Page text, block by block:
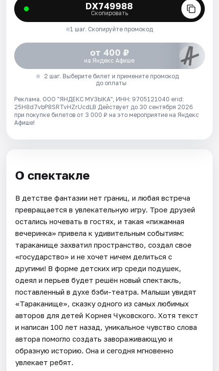
DX749988
Скопировать
1 шаг. Скопируйте промокод
от 400 ₽
на Яндекс Афише
2 шаг. Выберите билет и примените промокод
до оплаты
Реклама. ООО "ЯНДЕКС МУЗЫКА", ИНН: 9705121040 erid:
25H8d7vbP8SRTvHZrUcdLB Действует до 30 сентября 2026
при покупке билетов от 3 000 ₽ на это мероприятие на Яндекс
Афише!
О спектакле
В детстве фантазии нет границ, и любая встреча
превращается в увлекательную игру. Трое друзей
остались ночевать в гостях, и такая «пижамная
вечеринка» привела к удивительным событиям:
тараканище захватил пространство, создал свое
«государство» и не хочет ничем делиться с
другими! В форме детских игр среди подушек,
одеял и перьев будет решён новый спектакль,
поставленный в духе бэби-театра. Малыши увидят
«Тараканище», сказку одного из самых любимых
авторов для детей Корнея Чуковского. Хотя текст
и написан 100 лет назад, уникальное чувство слова
автора помогло создать завораживающую и
образную историю. Она и сегодня мгновенно
увлекает ребят.